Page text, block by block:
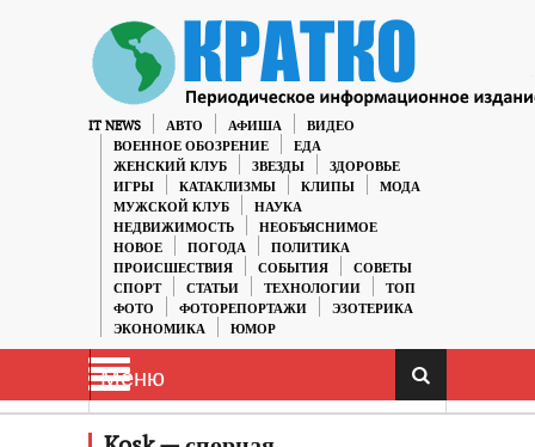
IT NEWS АВТО АФИША
ВИДЕО
ВОЕННОЕ ОБОЗРЕНИЕ
ЕДА
ЖЕНСКИЙ КЛУБ
ЗВЕЗДЫ
ЗДОРОВЬЕ
ИГРЫ
КАТАКЛИЗМЫ КЛИПЫ
МОДА
МУЖСКОЙ КЛУБ
НАУКА
НЕДВИЖИМОСТЬ
НЕОБЪЯСНИМОЕ
НОВОЕ
ПОГОДА
ПОЛИТИКА
ПРОИСШЕСТВИЯ
СОБЫТИЯ
СОВЕТЫ
СПОРТ
СТАТЬИ ТЕХНОЛОГИИ
ТОП
ФОТО
ФОТОРЕПОРТАЖИ
ЭЗОТЕРИКА
ЭКОНОМИКА
ЮМОР
Меню